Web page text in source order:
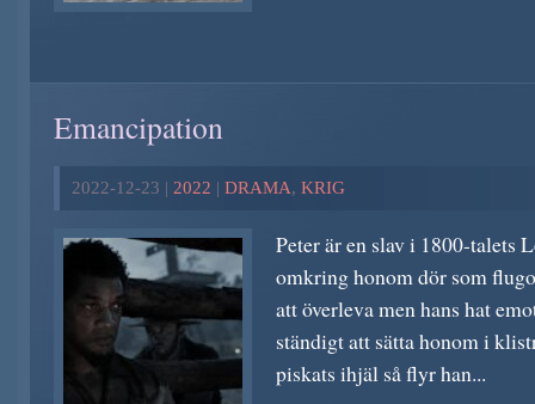
Emancipation
2022-12-23 | 2022 | DRAMA, KRIG
Peter är en slav i 1800-talets
omkring honom dör som
att överleva men hans hat
ständigt att sätta honom i
piskats ihjäl så flyr han...